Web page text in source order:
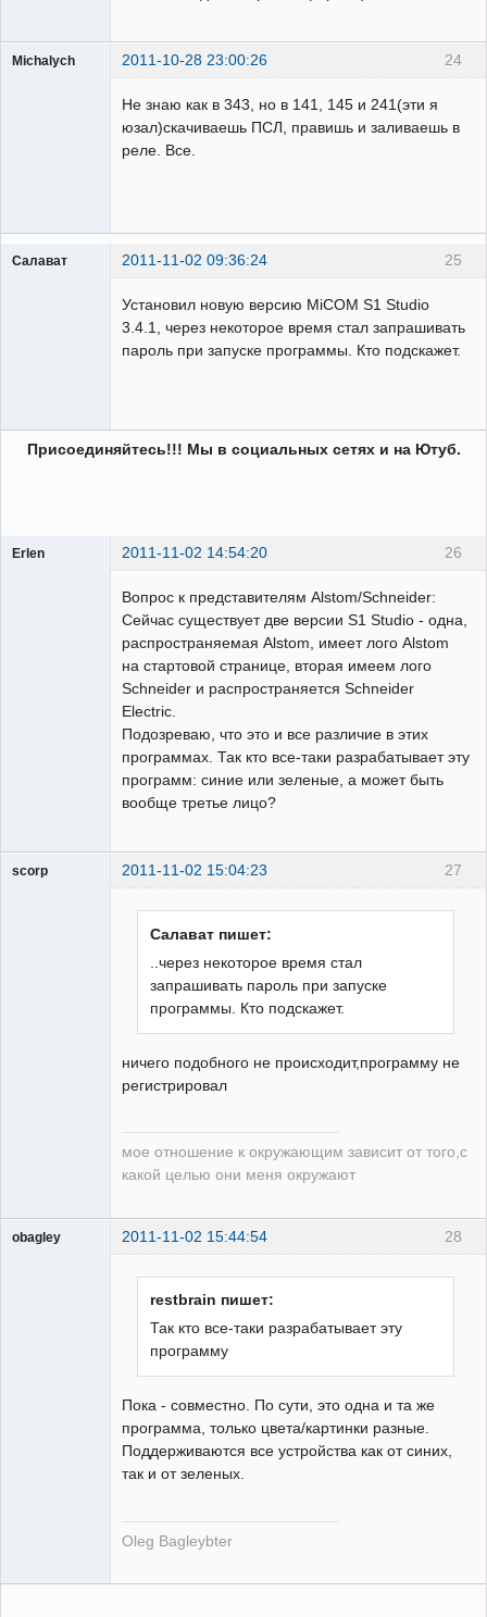
24
Michalych 2011-10-28 23:00:26
Не знаю как в 343, но в 141, 145 и 241(эти я
юзал)скачиваешь ПСЛ, правишь и заливаешь в
реле. Все.
25
Салават 2011-11-02 09:36:24
Установил новую версию MiCOM S1 Studio
3.4.1, через некоторое время стал запрашивать
пароль при запуске программы. Кто подскажет.
Присоединяйтесь!!! Мы в социальных сетях и на Ютуб.
26
Erlen 2011-11-02 14:54:20
Вопрос к представителям Alstom/Schneider:
Cейчас существует две версии S1 Studio - одна,
распространяемая Alstom, имеет лого Alstom
на стартовой странице, вторая имеем лого
Schneider и распространяется Schneider
Electric.
Подозреваю, что это и все различие в этих
программах. Так кто все-таки разрабатывает эту
программ: синие или зеленые, а может быть
вообще третье лицо?
27
scorp 2011-11-02 15:04:23
Салават пишет:
..через некоторое время стал
запрашивать пароль при запуске
программы. Кто подскажет.
ничего подобного не происходит,программу не
регистрировал
мое отношение к окружающим зависит от того,с
какой целью они меня окружают
28
obagley 2011-11-02 15:44:54
restbrain пишет:
Так кто все-таки разрабатывает эту
программу
Пока - совместно. По сути, это одна и та же
программа, только цвета/картинки разные.
Поддерживаются все устройства как от синих,
так и от зеленых.
Oleg Bagleybter